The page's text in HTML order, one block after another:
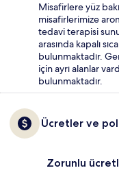
Misafirlere yüz
misafirlerimize
tedavi terapisi
arasında kapalı
bulunmaktadır.
için ayrı alanlar
bulunmaktadır.
Ücretler ve
Zorunlu